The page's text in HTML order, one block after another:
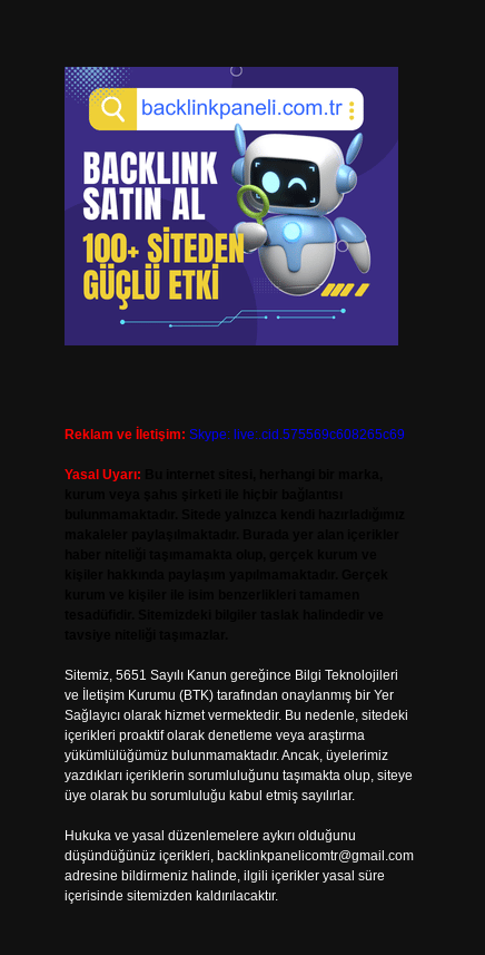
Reklam ve İletişim: Skype: live:.cid.575569c608265c69
Yasal Uyarı:
Sitemiz, 5651 Sayılı Kanun gereğince Bilgi Teknolojileri
ve İletişim Kurumu (BTK) tarafından onaylanmış bir Yer
Sağlayıcı olarak hizmet vermektedir. Bu nedenle, sitedeki
içerikleri proaktif olarak denetleme veya araştırma
yükümlülüğümüz bulunmamaktadır. Ancak, üyelerimiz
yazdıkları içeriklerin sorumluluğunu taşımakta olup, siteye
üye olarak bu sorumluluğu kabul etmiş sayılırlar.
Hukuka ve yasal düzenlemelere aykırı olduğunu
düşündüğünüz içerikleri, backlinkpanelicomtr@gmail.com
adresine bildirmeniz halinde, ilgili içerikler yasal süre
içerisinde sitemizden kaldırılacaktır.